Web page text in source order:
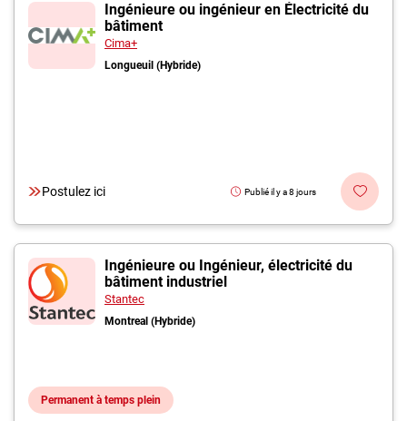
Ingénieure ou ingénieur en Électricité du
bâtiment
Cima+
Longueuil (Hybride)
Postulez ici Publié il y a 8 jours
Ingénieure ou Ingénieur, électricité du
bâtiment industriel
Stantec
Montreal (Hybride)
Permanent à temps plein